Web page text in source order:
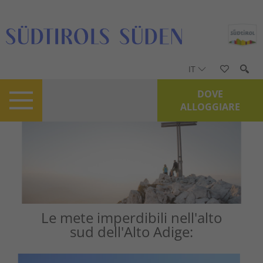
IT
DOVE
ALLOGGIARE
Le mete imperdibili nell'alto
sud dell'Alto Adige: